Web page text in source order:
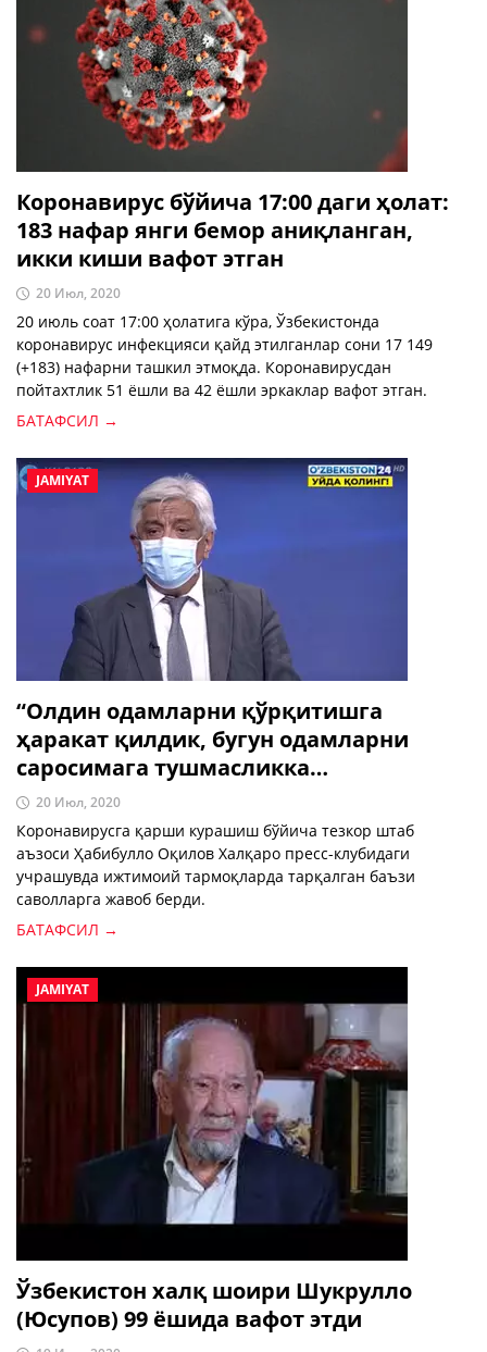
Коронавирус бўйича 17:00 даги ҳолат:
183 нафар янги бемор аниқланган,
икки киши вафот этган
20 Июл, 2020
20 июль соат 17:00 ҳолатига кўра, Ўзбекистонда
коронавирус инфекцияси қайд этилганлар сони 17 149
(+183) нафарни ташкил этмоқда. Коронавирусдан
пойтахтлик 51 ёшли ва 42 ёшли эркаклар вафот этган.
БАТАФСИЛ →
JAMIYAT
“Олдин одамларни қўрқитишга
ҳаракат қилдик, бугун одамларни
саросимага тушмасликка
чақираяпмиз”
20 Июл, 2020
Коронавирусга қарши курашиш бўйича тезкор штаб
аъзоси Ҳабибулло Оқилов Халқаро пресс-клубидаги
учрашувда ижтимоий тармоқларда тарқалган баъзи
саволларга жавоб берди.
БАТАФСИЛ →
JAMIYAT
Ўзбекистон халқ шоири Шукрулло
(Юсупов) 99 ёшида вафот этди